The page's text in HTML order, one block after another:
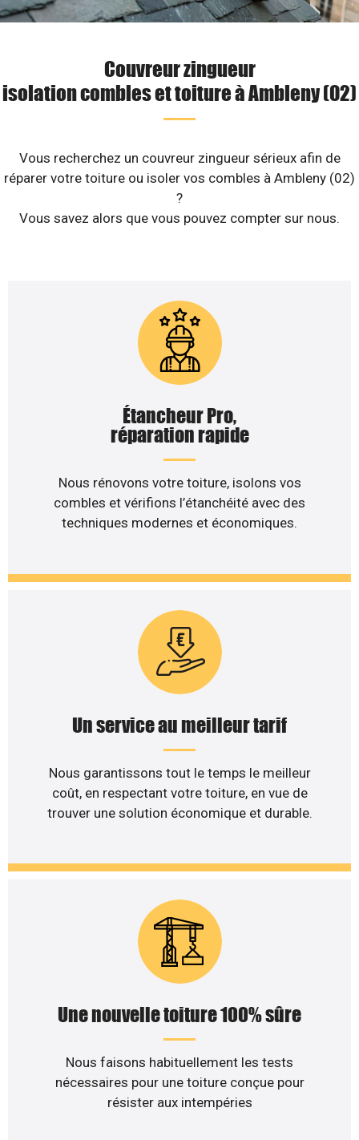
Couvreur zingueur
isolation combles et toiture à Ambleny (02)
Vous recherchez un couvreur zingueur sérieux afin de
réparer votre toiture ou isoler vos combles à Ambleny (02)
?
Vous savez alors que vous pouvez compter sur nous.
Étancheur Pro,
réparation rapide
Nous rénovons votre toiture, isolons vos
combles et vérifions l’étanchéité avec des
techniques modernes et économiques.
Un service au meilleur tarif
Nous garantissons tout le temps le meilleur
coût, en respectant votre toiture, en vue de
trouver une solution économique et durable.
Une nouvelle toiture 100% sûre
Nous faisons habituellement les tests
nécessaires pour une toiture conçue pour
résister aux intempéries